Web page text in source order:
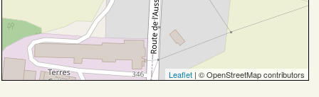
Leaflet | © OpenStreetMap contributors